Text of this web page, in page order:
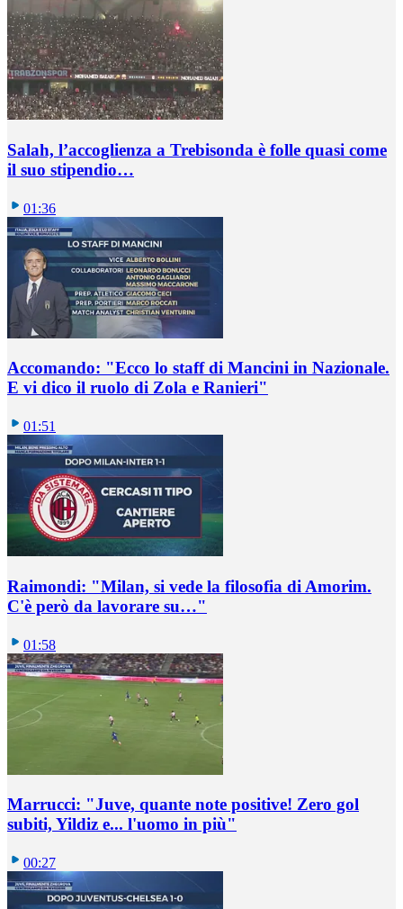
Salah, l’accoglienza a Trebisonda è folle quasi come
il suo stipendio…
01:36
Accomando: "Ecco lo staff di Mancini in Nazionale.
E vi dico il ruolo di Zola e Ranieri"
01:51
Raimondi: "Milan, si vede la filosofia di Amorim.
C'è però da lavorare su…"
01:58
Marrucci: "Juve, quante note positive! Zero gol
subiti, Yildiz e... l'uomo in più"
00:27